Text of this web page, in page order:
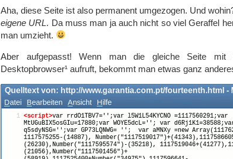
Aha, diese Seite ist also permanent umgezogen. Und
eigene URL. Da muss man ja auch nicht so viel Geraffel
man umzieht.
Aber aufgepasst! Wenn man die gleiche Seite mit
Desktopbrowser¹ aufruft, bekommt man etwas ganz